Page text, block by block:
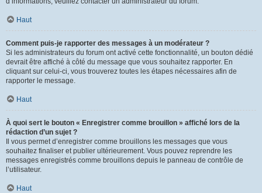
Haut
Comment puis-je rapporter des messages à un modérateur ?
Si les administrateurs du forum ont activé cette fonctionnalité, un bouton dédié
devrait être affiché à côté du message que vous souhaitez rapporter. En
cliquant sur celui-ci, vous trouverez toutes les étapes nécessaires afin de
rapporter le message.
Haut
À quoi sert le bouton « Enregistrer comme brouillon » affiché lors de la
rédaction d’un sujet ?
Il vous permet d’enregistrer comme brouillons les messages que vous
souhaitez finaliser et publier ultérieurement. Vous pouvez reprendre les
messages enregistrés comme brouillons depuis le panneau de contrôle de
l’utilisateur.
Haut